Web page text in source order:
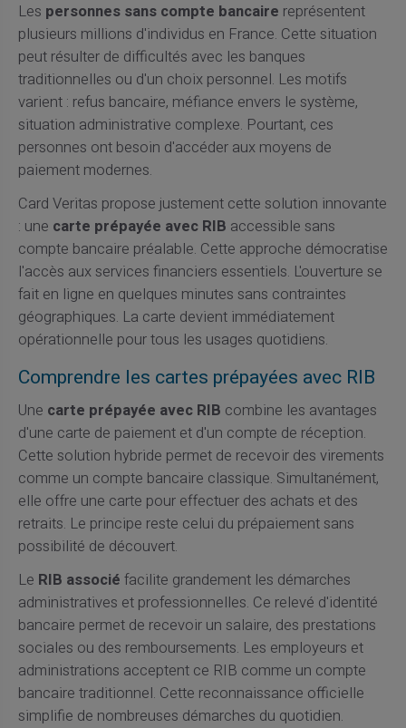
Les personnes sans compte bancaire représentent
plusieurs millions d'individus en France. Cette situation
peut résulter de difficultés avec les banques
traditionnelles ou d'un choix personnel. Les motifs
varient : refus bancaire, méfiance envers le système,
situation administrative complexe. Pourtant, ces
personnes ont besoin d'accéder aux moyens de
paiement modernes.
Card Veritas propose justement cette solution innovante
: une carte prépayée avec RIB accessible sans
compte bancaire préalable. Cette approche démocratise
l'accès aux services financiers essentiels. L'ouverture se
fait en ligne en quelques minutes sans contraintes
géographiques. La carte devient immédiatement
opérationnelle pour tous les usages quotidiens.
Comprendre les cartes prépayées avec RIB
Une carte prépayée avec RIB combine les avantages
d'une carte de paiement et d'un compte de réception.
Cette solution hybride permet de recevoir des virements
comme un compte bancaire classique. Simultanément,
elle offre une carte pour effectuer des achats et des
retraits. Le principe reste celui du prépaiement sans
possibilité de découvert.
Le RIB associé facilite grandement les démarches
administratives et professionnelles. Ce relevé d'identité
bancaire permet de recevoir un salaire, des prestations
sociales ou des remboursements. Les employeurs et
administrations acceptent ce RIB comme un compte
bancaire traditionnel. Cette reconnaissance officielle
simplifie de nombreuses démarches du quotidien.